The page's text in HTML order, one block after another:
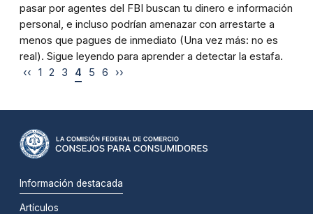
pasar por agentes del FBI buscan tu dinero e información
personal, e incluso podrían amenazar con arrestarte a
menos que pagues de inmediato (Una vez más: no es
real). Sigue leyendo para aprender a detectar la estafa.
‹‹
1 2 3 4 5 6 ››
Información destacada
Artículos